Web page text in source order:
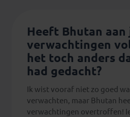
Heeft Bhutan aan
verwachtingen
het toch anders
had gedacht?
Ik wist vooraf niet zo goed
verwachten, maar Bhutan
verwachtingen overtroffen!